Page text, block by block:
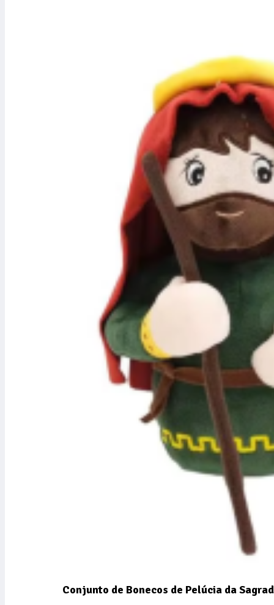
Conjunto de Bonecos de Pelúcia da